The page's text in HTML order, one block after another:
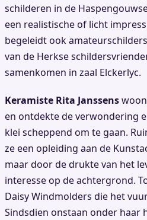
schilderen in de
een realistische of licht
begeleidt ook
van de Herkse
samenkomen in zaal Elckerlyc.
Keramiste Rita Janssens
en ontdekte de verwondering
klei scheppend om te gaan.
ze een opleiding aan de
maar door de drukte van het
interesse op de achtergrond.
Daisy Windmolders die het
Sindsdien onstaan onder haar